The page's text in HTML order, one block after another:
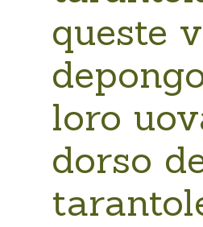
queste
loro
dorso